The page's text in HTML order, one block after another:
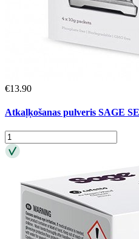
€13.90
Atkaļķošanas pulveris SAGE